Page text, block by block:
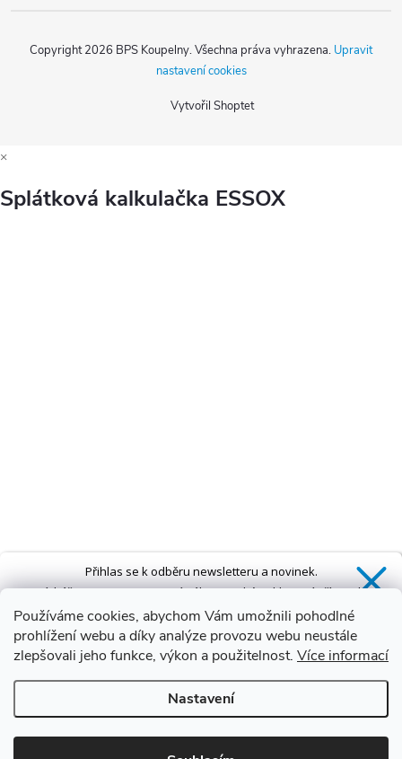
Používáme cookies, abychom Vám umožnili pohodlné
prohlížení webu a díky analýze provozu webu neustále
zlepšovali jeho funkce, výkon a použitelnost. Více informací
Nastavení
Vytvořil Shoptet
Copyright 2026 BPS Koupelny. Všechna práva vyhrazena. Upravit
nastavení cookies
×
Splátková kalkulačka ESSOX
Přihlas se k odběru newsletteru a novinek.
ZískášSLEVU 5 %na první nákup a také exkluzivní přístup k
novinkám, slevám a dalším speciálním nabídkám.*
Ano, chci se přihlásit
Zásady zpracování osobních údajů
*Sleva neplatí na vany s dvířky AVO a VOVO